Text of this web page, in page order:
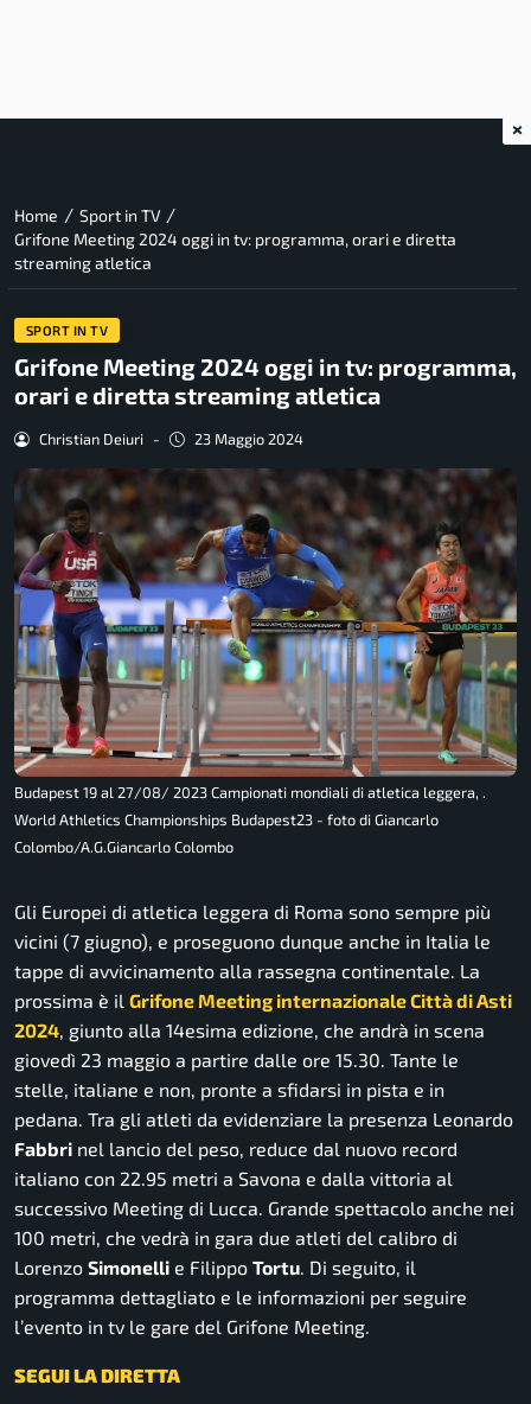
Home / Sport in TV /
Grifone Meeting 2024 oggi in tv: programma, orari e diretta
streaming atletica
SPORT IN TV
Grifone Meeting 2024 oggi in tv: programma,
orari e diretta streaming atletica
Christian Deiuri - 23 Maggio 2024
Budapest 19 al 27/08/ 2023 Campionati mondiali di atletica leggera, .
World Athletics Championships Budapest23 - foto di Giancarlo
Colombo/A.G.Giancarlo Colombo
Gli Europei di atletica leggera di Roma sono sempre più
vicini (7 giugno), e proseguono dunque anche in Italia le
tappe di avvicinamento alla rassegna continentale. La
prossima è il Grifone Meeting internazionale Città di Asti
2024, giunto alla 14esima edizione, che andrà in scena
giovedì 23 maggio a partire dalle ore 15.30. Tante le
stelle, italiane e non, pronte a sfidarsi in pista e in
pedana. Tra gli atleti da evidenziare la presenza Leonardo
Fabbri nel lancio del peso, reduce dal nuovo record
italiano con 22.95 metri a Savona e dalla vittoria al
successivo Meeting di Lucca. Grande spettacolo anche nei
100 metri, che vedrà in gara due atleti del calibro di
Lorenzo Simonelli e Filippo Tortu. Di seguito, il
programma dettagliato e le informazioni per seguire
l’evento in tv le gare del Grifone Meeting.
SEGUI LA DIRETTA
×